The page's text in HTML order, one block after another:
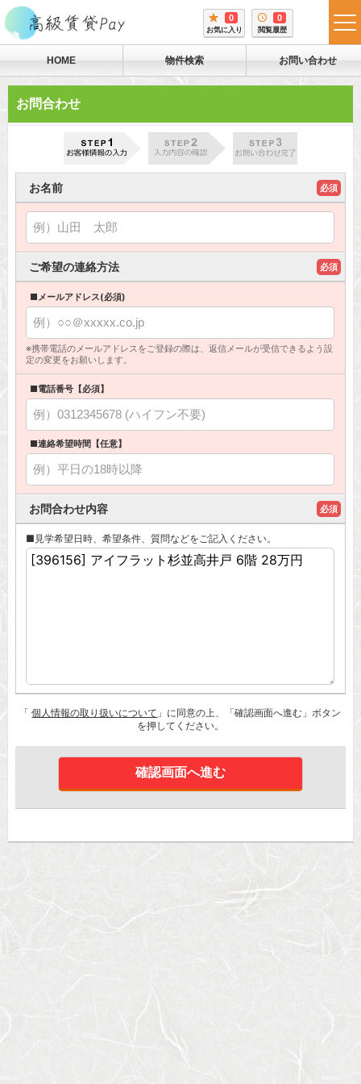
0
お気に入り
0
閲覧履歴
HOME 物件検索 お問い合わせ
お問合わせ
お名前 必須
ご希望の連絡方法 必須
■メールアドレス(必須)
※携帯電話のメールアドレスをご登録の際は、返信メールが受信できるよう設
定の変更をお願いします。
■電話番号【必須】
■連絡希望時間【任意】
お問合わせ内容 必須
■見学希望日時、希望条件、質問などをご記入ください。
「個人情報の取り扱いについて 」に同意の上、「確認画面へ進む」ボタン
を押してください。